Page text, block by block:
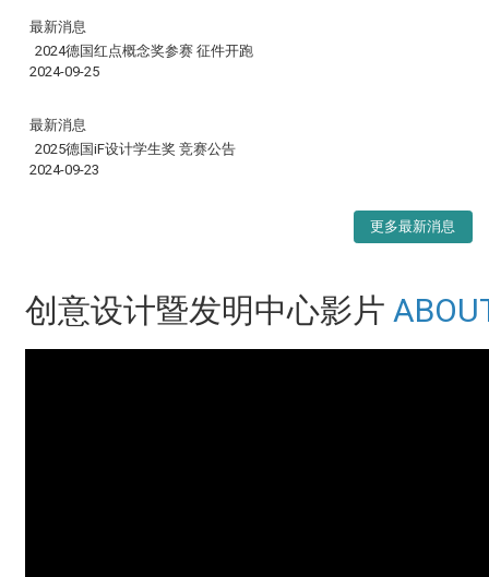
最新消息
2024德国红点概念奖参赛 征件开跑
2024-09-25
最新消息
2025德国iF设计学生奖 竞赛公告
2024-09-23
更多最新消息
创意设计暨发明中心影片